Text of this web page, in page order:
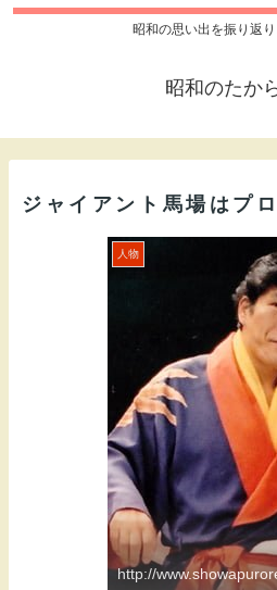
昭和の思い出を振り返
昭和のたか
ジャイアント馬場はプ
人物
http://